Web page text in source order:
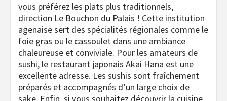
vous préférez les plats plus traditionnels,
direction Le Bouchon du Palais ! Cette institution
agenaise sert des spécialités régionales comme le
foie gras ou le cassoulet dans une ambiance
chaleureuse et conviviale. Pour les amateurs de
sushi, le restaurant japonais Akai Hana est une
excellente adresse. Les sushis sont fraîchement
préparés et accompagnés d’un large choix de